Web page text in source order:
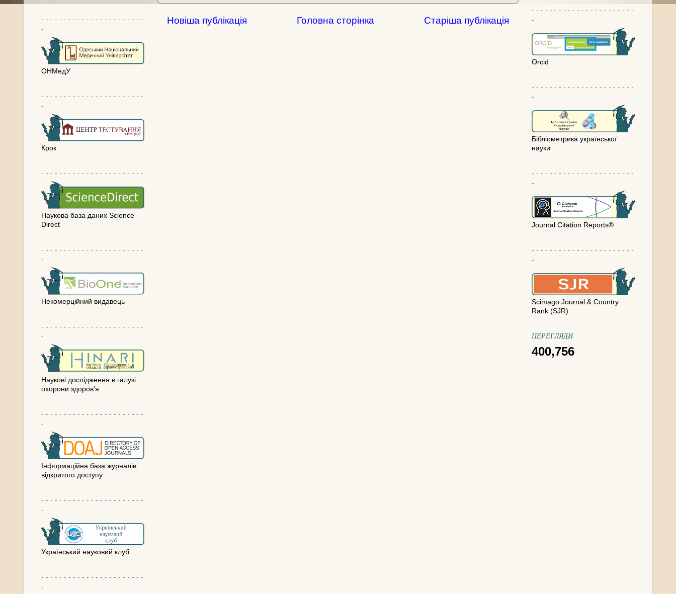
Новіша публікація Старіша публікація
Головна сторінка
- - - - - - - - - - - - - - - - - - - - - - -
-
ОНМедУ
- - - - - - - - - - - - - - - - - - - - - - -
-
Крок
- - - - - - - - - - - - - - - - - - - - - - -
Наукова база даних Science
Direct
- - - - - - - - - - - - - - - - - - - - - - -
-
Некомерційний видавець
- - - - - - - - - - - - - - - - - - - - - - -
-
Наукові дослідження в галузі
охорони здоров’я
- - - - - - - - - - - - - - - - - - - - - - -
-
Інформаційна база журналів
відкритого доступу
- - - - - - - - - - - - - - - - - - - - - - -
-
Український науковий клуб
- - - - - - - - - - - - - - - - - - - - - - -
-
- - - - - - - - - - - - - - - - - - - - - - -
-
Orcid
- - - - - - - - - - - - - - - - - - - - - - -
-
Бібліометрика української
науки
- - - - - - - - - - - - - - - - - - - - - - -
-
Journal Citation Reports®
- - - - - - - - - - - - - - - - - - - - - - -
-
Scimago Journal & Country
Rank (SJR)
ПЕРЕГЛЯДИ
400,756